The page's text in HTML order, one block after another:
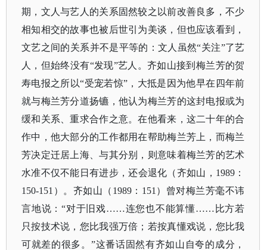
期，文人与艺人的关系固然较之以前改善良多，不少
相知相交的故事也被后世引为美谈，但也应该看到，
文艺之间的关系并不是平等的：文人虽然“关注”了艺
人，但始终没有“发现”艺人。齐如山接到梅兰芳的贺
寿电报之所以“受宠若惊”，大抵是因为他早在四年前
就与梅兰芳分道扬镳，他认为梅兰芳的这封电报或为
缓和关系、重求合作之意。在他看来，这二十年的合
作中，他大部分的工作都用在帮助梅兰芳上，而梅兰
芳决定迁居上海、与其分别，则意味着梅兰芳的艺术
水准不仅不能日有进步，还会退化（齐如山，1989：
150-151）。齐如山（1989：151）曾对梅兰芳毫不讳
言地说：“对于旧戏……连您也不能算懂……比方若
只按技术说，您比我强万倍；若按真懂戏说，您比我
可就差的很多。”这番话固然有齐如山自夸的成分，